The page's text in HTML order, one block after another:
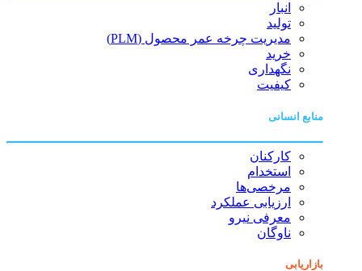
انبار
تولید
مدیریت چرخه عمر محصول (PLM)
خرید
نگهداری
کیفیت
منابع انسانی
کارکنان
استخدام
مرخصی‌ها
ارزیابی عملکرد
معرفی نیرو
ناوگان
بازاریابی